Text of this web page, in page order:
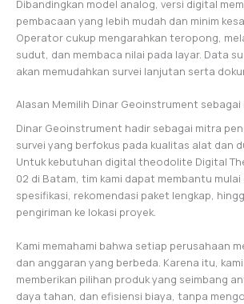
Dibandingkan model analog, versi digital
pembacaan yang lebih mudah dan minim
Operator cukup mengarahkan teropong,
sudut, dan membaca nilai pada layar. Data
akan memudahkan survei lanjutan serta
Alasan Memilih Dinar Geoinstrument
Dinar Geoinstrument hadir sebagai mitra
survei yang berfokus pada kualitas alat dan
Untuk kebutuhan digital theodolite Digital
02 di Batam, tim kami dapat membantu
spesifikasi, rekomendasi paket lengkap,
pengiriman ke lokasi proyek.
Kami memahami bahwa setiap perusahaan
dan anggaran yang berbeda. Karena itu,
memberikan pilihan produk yang seimbang
daya tahan, dan efisiensi biaya, tanpa